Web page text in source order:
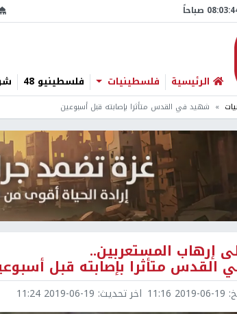
الرئيسية فلسطينيات فلسطينيو 48
شهيد في القدس متأثرا بإصابته قبل أسبوعين
إرهاب المستعربين..
متأثرا بإصابته قبل
2019-06-19 11:16 اخر تحديث: 2019-06-19 11:24